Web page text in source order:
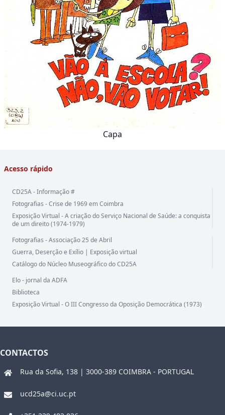
Capa
Acesso rápido
CD25A - Informação #
Fotografias - Crise de 1969 em Coimbra
Exposição Virtual - A criação do Serviço Nacional de Saúde: a conquista
de um direito (1974-1979)
Fotografias - Associação 25 de Abril
Guerra, Deserção e Exílio | Exposição virtual
Catálogo do Núcleo Museográfico do CD25A
Elo - jornal da ADFA
Biblioteca
Exposição Virtual - O III Congresso da Oposição Democrática (1973)
CONTACTOS
Rua da Sofia, 138 | 3000-389 COIMBRA - PORTUGAL
ucd25a@ci.uc.pt